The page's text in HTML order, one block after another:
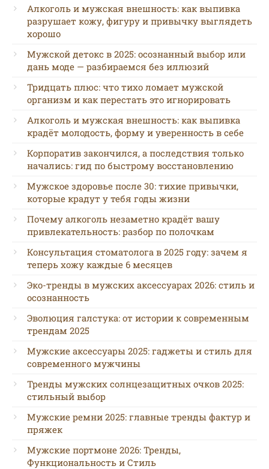
Алкоголь и мужская внешность: как выпивка
разрушает кожу, фигуру и привычку выглядеть
хорошо
Мужской детокс в 2025: осознанный выбор или
дань моде — разбираемся без иллюзий
Тридцать плюс: что тихо ломает мужской
организм и как перестать это игнорировать
Алкоголь и мужская внешность: как выпивка
крадёт молодость, форму и уверенность в себе
Корпоратив закончился, а последствия только
начались: гид по быстрому восстановлению
Мужское здоровье после 30: тихие привычки,
которые крадут у тебя годы жизни
Почему алкоголь незаметно крадёт вашу
привлекательность: разбор по полочкам
Консультация стоматолога в 2025 году: зачем я
теперь хожу каждые 6 месяцев
Эко-тренды в мужских аксессуарах 2026: стиль и
осознанность
Эволюция галстука: от истории к современным
трендам 2025
Мужские аксессуары 2025: гаджеты и стиль для
современного мужчины
Тренды мужских солнцезащитных очков 2025:
стильный выбор
Мужские ремни 2025: главные тренды фактур и
пряжек
Мужские портмоне 2026: Тренды,
Функциональность и Стиль